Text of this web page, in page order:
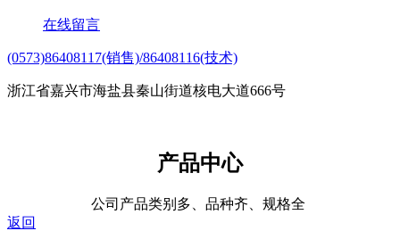
在线留言
(0573)86408117(销售)/86408116(技术)
浙江省嘉兴市海盐县秦山街道核电大道666号
产品中心
公司产品类别多、品种齐、规格全
返回